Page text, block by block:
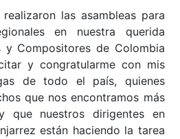
las asambleas para
en nuestra querida
y Compositores de Colombia
y congratularme con mis
de todo el país, quienes
que nos encontramos más
que nuestros dirigentes en
están haciendo la tarea